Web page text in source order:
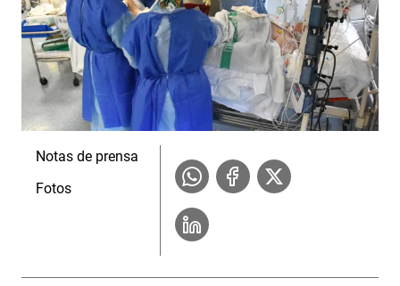
Notas de prensa
Fotos